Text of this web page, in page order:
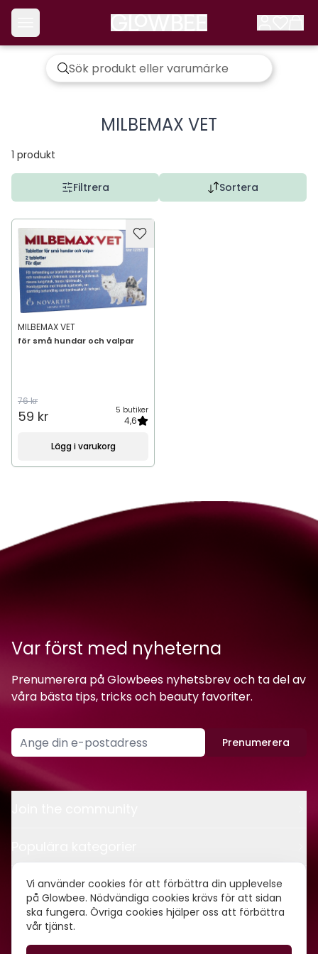
Vi använder cookies för att förbättra din upplevelse
på Glowbee. Nödvändiga cookies krävs för att sidan
ska fungera. Övriga cookies hjälper oss att förbättra
vår tjänst.
MILBEMAX VET
1 produkt
Filtrera Sortera
MILBEMAX VET
för små hundar och valpar
76 kr
59 kr 5 butiker
4,6
Lägg i varukorg
Var först med nyheterna
Prenumerera på Glowbees nyhetsbrev och ta del av
våra bästa tips, tricks och beauty favoriter.
Prenumerera
Kontakt
Om oss